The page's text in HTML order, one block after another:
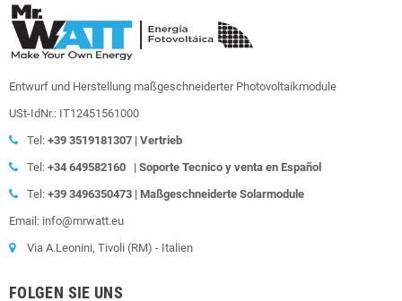
Entwurf und Herstellung maßgeschneiderter Photovoltaikmodule
USt-IdNr.: IT12451561000
Tel: +39 3519181307 | Vertrieb
Tel: +34 649582160 | Soporte Tecnico y venta en Español
Tel: +39 3496350473 | Maßgeschneiderte Solarmodule
Email: info@mrwatt.eu
Via A.Leonini, Tivoli (RM) - Italien
FOLGEN SIE UNS